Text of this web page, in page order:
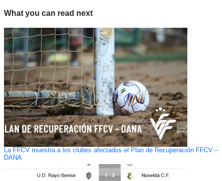
What you can read next
La FFCV muestra a los clubes afectados el Plan de Recuperación FFCV –
DANA